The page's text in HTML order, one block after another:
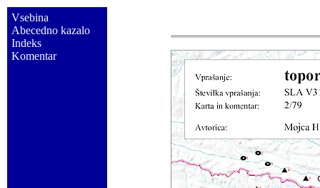
Vsebina
Abecedno kazalo
Indeks
Komentar